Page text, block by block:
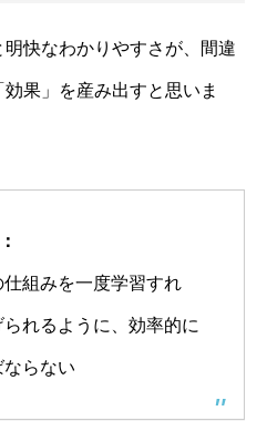
快なわかりやすさが、間違
果」を産み出すと思いま
組みを一度学習すれ
れるように、効率的に
らない